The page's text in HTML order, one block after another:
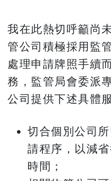
我在此熱切呼籲尚
管公司積極採用監
處理申請牌照手續
務，監管局會委派
公司提供下述具體
切合個別公司
請程序，以減
時間；